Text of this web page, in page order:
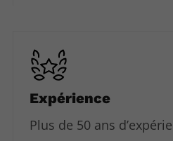
Expérience
Plus de 50 ans